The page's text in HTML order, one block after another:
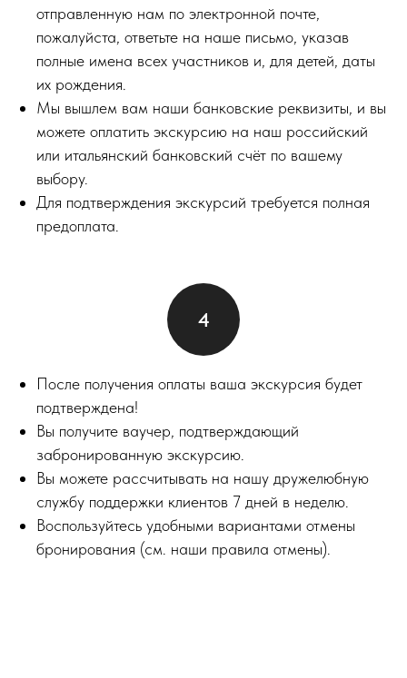
отправленную нам по электронной почте,
пожалуйста, ответьте на наше письмо, указав
полные имена всех участников и, для детей, даты
их рождения.
Мы вышлем вам наши банковские реквизиты, и вы
можете оплатить экскурсию на наш российский
или итальянский банковский счёт по вашему
выбору.
Для подтверждения экскурсий требуется полная
предоплата.
После получения оплаты ваша экскурсия будет
подтверждена!
Вы получите ваучер, подтверждающий
забронированную экскурсию.
Вы можете рассчитывать на нашу дружелюбную
службу поддержки клиентов 7 дней в неделю.
Воспользуйтесь удобными вариантами отмены
бронирования (см. наши правила отмены).